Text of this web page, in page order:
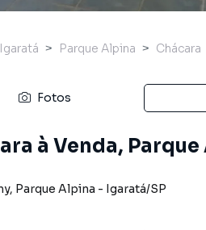
Igaratá Parque Alpina Chácara
Fotos
à Venda,
, Parque Alpina - Igaratá/SP